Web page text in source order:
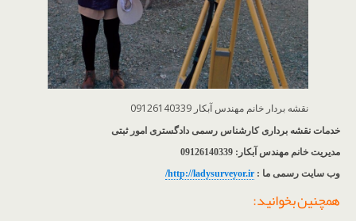
نقشه بردار خانم مهندس آبکار 09126140339
خدمات نقشه برداری کارشناس رسمی دادگستری امور ثبتی
مدیریت خانم مهندس آبکار: 09126140339
وب سایت رسمی ما : http://ladysurveyor.ir
/
همچنین بخوانید: